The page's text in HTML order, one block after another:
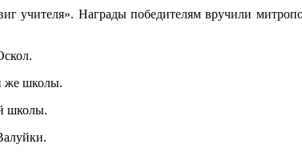
учителя». Награды победителям вручили
же школы.
школы.